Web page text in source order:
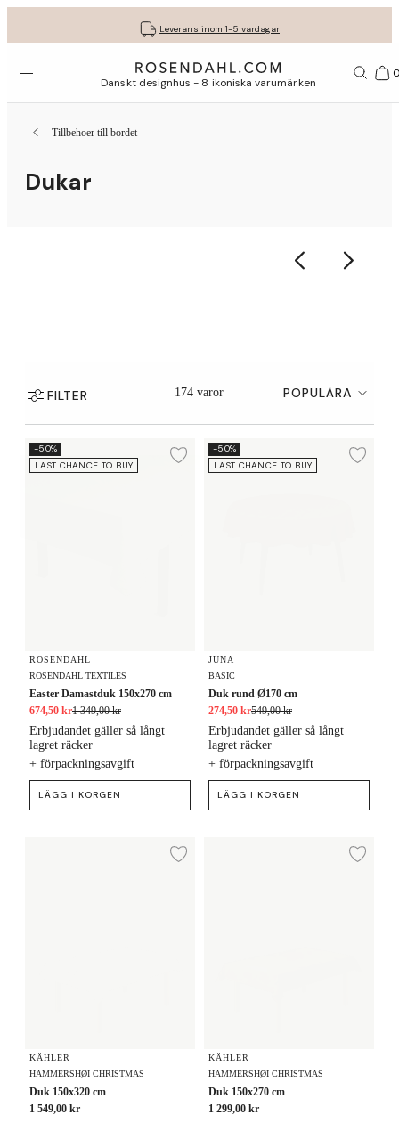
Leverans inom 1-5 vardagar
Fri frakt på köp för minst 849 kr.
30 dagars fri retur med GLS
Få dina presenter fint inslagna
Öppna menyn Danskt designhus - 8 ikoniska varumärken
Tillbehoer till bordet
Dukar
FILTER 174 varor POPULÄRA
Easter Damastduk 150x270 cm
-50%
LAST CHANCE TO BUY
Lägg till i önskelista
ROSENDAHL
ROSENDAHL TEXTILES
Easter Damastduk 150x270 cm
674,50 kr1 349,00 kr
+ förpackningsavgift
Erbjudandet gäller så långt
lagret räcker
LÄGG I KORGEN
Duk rund Ø170 cm
-50%
LAST CHANCE TO BUY
JUNA
BASIC
Duk rund Ø170 cm
274,50 kr549,00 kr
+ förpackningsavgift
Erbjudandet gäller så långt
lagret räcker
LÄGG I KORGEN
Lägg till i önskelista
KÄHLER
HAMMERSHØI CHRISTMAS
Duk 150x320 cm
1 549,00 kr
KÄHLER
HAMMERSHØI CHRISTMAS
Duk 150x270 cm
1 299,00 kr